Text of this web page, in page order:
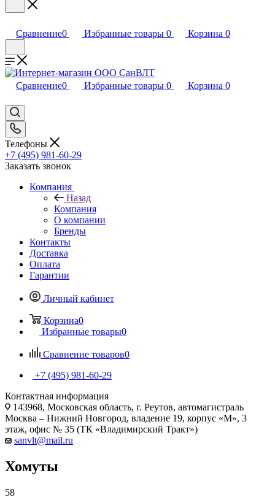
Сравнение0 Избранные товары 0 Корзина 0
Сравнение0 Избранные товары 0 Корзина 0
Телефоны
+7 (495) 981-60-29
Заказать звонок
Компания
Назад
Компания
О компании
Бренды
Контакты
Доставка
Оплата
Гарантии
Личный кабинет
Корзина0
Избранные товары0
Сравнение товаров0
+7 (495) 981-60-29
Контактная информация
143968, Московская область, г. Реутов, автомагистраль
Москва – Нижний Новгород, владение 19, корпус «М», 3
этаж, офис № 35 (ТК «Владимирский Тракт»)
sanvlt@mail.ru
Хомуты
58